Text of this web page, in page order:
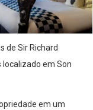
de Sir Richard
em Son
em um